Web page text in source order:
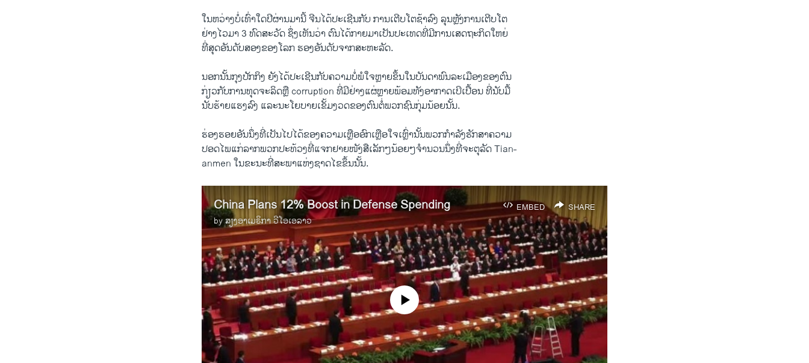
​ໃນ​ຫວ່າງ​ບໍ່​ເທົ່າ​ໃດ​ປີຜ່ານມາ​ນີ້ ຈີນ​ໄດ້​ປະ​ເຊີນ​ກັບ ​ການ​ເຕີບ​ໂຕ​ຊ້າ​ລົງ ລຸນ​ຫຼັງ​ການເຕີບ​ໂຕ​
ຢ່າງ​ໄວ​ມາ 3 ທົດ​ສະ​ວັດ ຊຶ່ງ​ເຫັນ​ວ່າ ຕົນ​ໄດ້​ກາຍ​ມາ​ເປັນ​ປະ​ເທດ​ທີ່​ມີ​ການ​ເສດຖະກິດ​ໃຫຍ່
ທີ່​ສຸດ​ອັນ​ດັບ​ສອງ​ຂອງ​ໂລກ ຮອງ​ອັນ​ດັບ​ຈາກ​ສະຫະລັດ.
ນອກນັ້ນກຸງ​ປັກ​ກິ​ງ ​ຍັງໄດ້​ປະ​ເຊີນ​ກັບ​ຄວາມ​ບໍ່ພໍ​ໃຈ​ຫຼາຍ​ຂຶ້ນ​ໃນ​ບັນດາ​ພົນລະ​ເມືອງ​ຂອງ​ຕົນ
ກ່ຽວ​ກັບການ​ທຸດຈະລິດ​ຫຼື corruption ທີ່​ມີ​ຢ່າງ​ແຜ່​ຫຼາຍພ້ອມ​ທັງ​ອາກາດ​ເປິ​ເປື້ອນ ທີ່​ນັບມື້
ນັບຮ້າຍ​ແຮງ​ລົງ ​ແລະ​ນະ​ໂຍບາຍ​ເຂັ້ມ​ງວດ​ຂອງ​ຕົນ​ຕໍ່​ພວກ​ຊົນ​ກຸ່ມ​ນ້ອຍ​ນັ້ນ.
ຮ່ອງຮອຍ​ອັນ​ນຶ່ງ​ທີ່​ເປັນ​ໄປ​ໄດ້​ຂອງ​ຄວາມ​ເຫຼືອອົກ​ເຫຼືອ​ໃຈ​ເຫຼົ່າ​ນັ້ນພວກ​ກຳລັງ​ຮັກສາ​ຄວາມ ​
ປອດ​ໄພ​ແກ່​ລາກ​ພວກ​ປະ​ທ້ວງ​ທີ່​ແຈກ​ຢາຍ​ໜັງສື​ເລັກໆ​ນ້ອຍໆ​ຈຳນວນ​ນຶ່ງ​ທີ່​ຈະຕຸ​ລັດ Tian-
anmen ​ໃນ​ຂະນະ​ທີ່​ສະພາ​ແຫ່ງ​ຊາດ​ໄຂ​ຂຶ້ນ​ນັ້ນ.
EMBED SHARE
China Plans 12% Boost in Defense Spending
byສຽງອາເມຣິກາ ວີໂອເອລາວ
No media source currently available